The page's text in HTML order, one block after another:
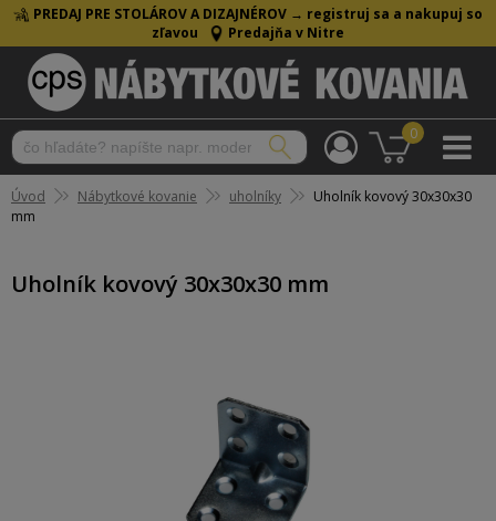
PREDAJ PRE STOLÁROV A DIZAJNÉROV → registruj sa a nakupuj so
zľavou
Predajňa v Nitre
0
Úvod Nábytkové kovanie uholníky
Uholník kovový 30x30x30
mm
Uholník kovový 30x30x30 mm